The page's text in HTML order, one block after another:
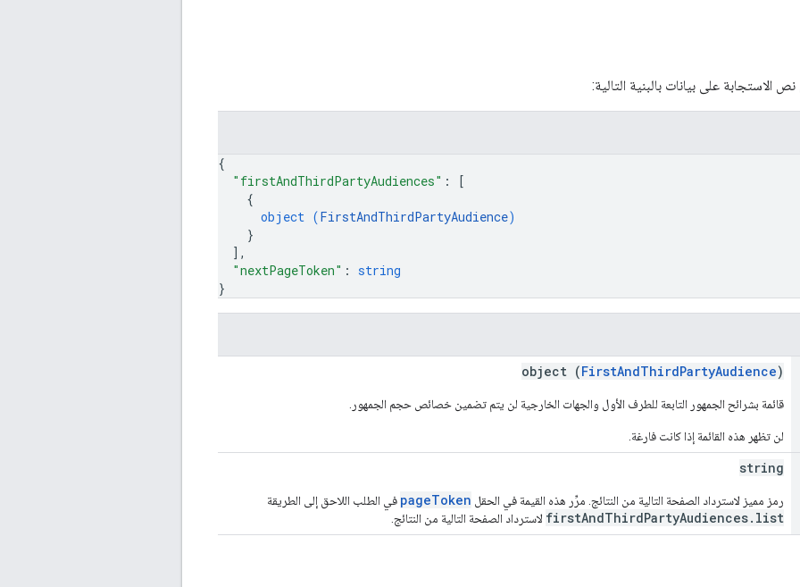
الاستجابة على بيانات بالبنية التالية:
{
"firstAndThirdPartyAudiences" :
[
{
object (FirstAndThirdPartyAudience)
}
] ,
"nextPageToken" : string
}
object (FirstAndThirdPartyAudience)
قائمة بشرائح الجمهور التابعة للطرف الأول والجهات الخارجية لن يتم تضمين خصائص حجم الجمهور.
لن تظهر هذه القائمة إذا كانت فارغة.
string
رمز مميز لاسترداد الصفحة التالية من النتائج. مرِّر هذه القيمة في الحقل pageToken في الطلب اللاحق إلى الطريقة
firstAndThirdPartyAudiences.list لاسترداد الصفحة التالية من النتائج.